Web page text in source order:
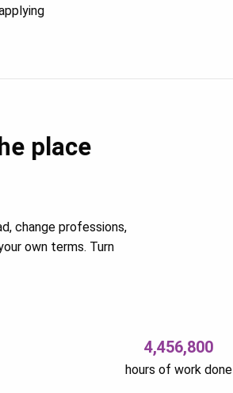
place
change professions,
own terms. Turn
4,456,800
hours of work done